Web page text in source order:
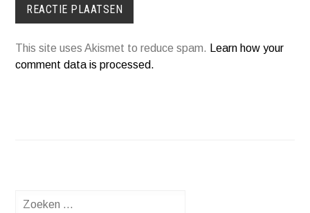
This site uses Akismet to reduce spam. Learn how your
comment data is processed.
Zoeken